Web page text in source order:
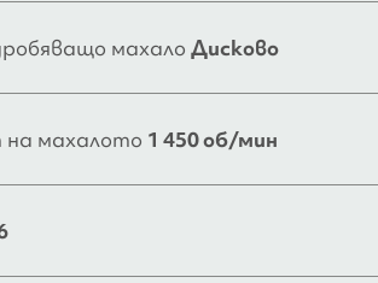
махало Дисково
на махалото 1 450 об/мин